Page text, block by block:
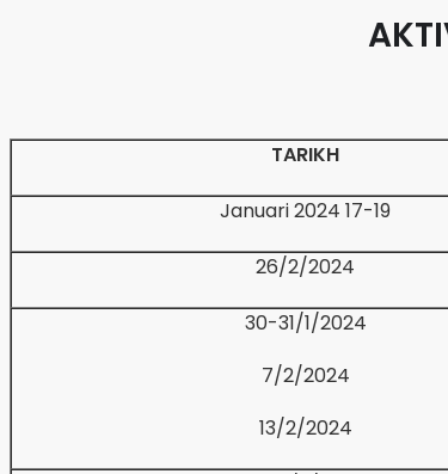
TARIKH
17-19 Januari 2024
26/2/2024
30-31/1/2024
7/2/2024
13/2/2024